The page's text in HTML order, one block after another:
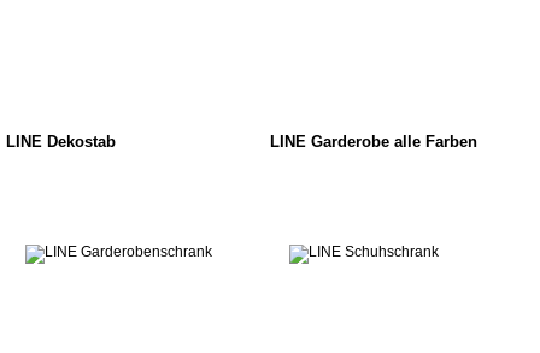
LINE Dekostab LINE Garderobe alle Farben